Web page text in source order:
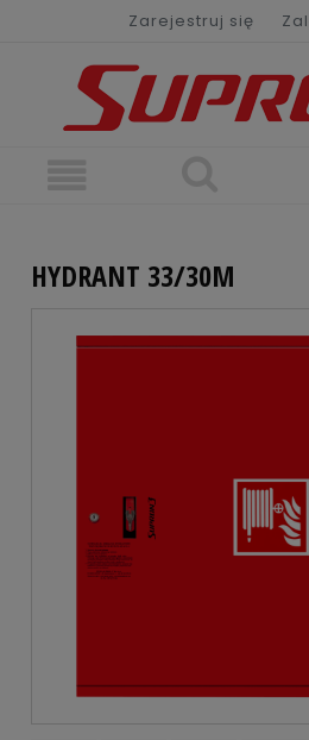
Zarejestruj się
HYDRANT 33/30M